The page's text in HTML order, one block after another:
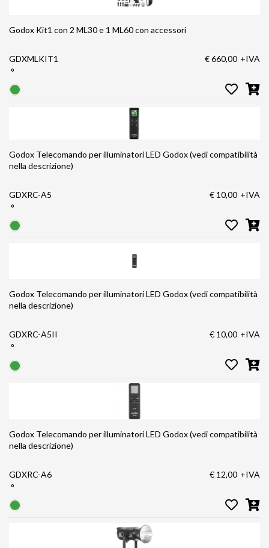
Godox Kit1 con 2 ML30 e 1 ML60 con accessori
GDXMLKIT1
°
€ 660,00 +IVA
Godox Telecomando per illuminatori LED Godox (vedi compatibilità
nella descrizione)
GDXRC-A5
°
€ 10,00 +IVA
Godox Telecomando per illuminatori LED Godox (vedi compatibilità
nella descrizione)
GDXRC-A5II
°
€ 10,00 +IVA
Godox Telecomando per illuminatori LED Godox (vedi compatibilità
nella descrizione)
GDXRC-A6
°
€ 12,00 +IVA